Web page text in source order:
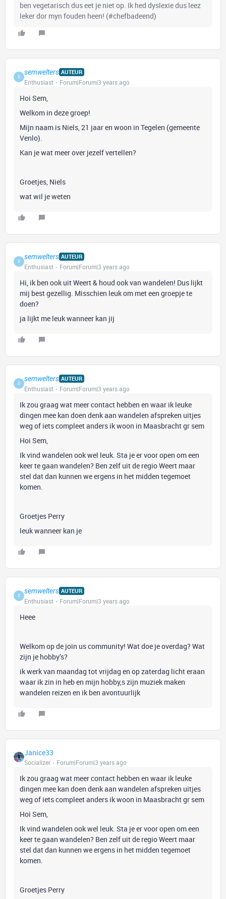
ben vegetarisch dus eet je niet op. Ik hed dyslexie dus leez
leker dor myn fouden heen! (#chefbadeend)
S
semwelters AUTEUR
Enthusiast Forum|Forum|3 years ago
Hoi Sem,
Welkom in deze groep!
Mijn naam is Niels, 21 jaar en woon in Tegelen (gemeente
Venlo).
Kan je wat meer over jezelf vertellen?
Groetjes, Niels
wat wil je weten
S
semwelters AUTEUR
Enthusiast Forum|Forum|3 years ago
Hi, ik ben ook uit Weert & houd ook van wandelen! Dus lijkt
mij best gezellig. Misschien leuk om met een groepje te
doen?
ja lijkt me leuk wanneer kan jij
S
semwelters AUTEUR
Enthusiast Forum|Forum|3 years ago
Ik zou graag wat meer contact hebben en waar ik leuke
dingen mee kan doen denk aan wandelen afspreken uitjes
weg of iets compleet anders ik woon in Maasbracht gr sem
Hoi Sem,
Ik vind wandelen ook wel leuk. Sta je er voor open om een
keer te gaan wandelen? Ben zelf uit de regio Weert maar
stel dat dan kunnen we ergens in het midden tegemoet
komen.
Groetjes Perry
leuk wanneer kan je
S
semwelters AUTEUR
Enthusiast Forum|Forum|3 years ago
Heee
Welkom op de join us community! Wat doe je overdag? Wat
zijn je hobby’s?
ik werk van maandag tot vrijdag en op zaterdag licht eraan
waar ik zin in heb en mijn hobby,s zijn muziek maken
wandelen reizen en ik ben avontuurlijk
Janice33
Socializer Forum|Forum|3 years ago
Ik zou graag wat meer contact hebben en waar ik leuke
dingen mee kan doen denk aan wandelen afspreken uitjes
weg of iets compleet anders ik woon in Maasbracht gr sem
Hoi Sem,
Ik vind wandelen ook wel leuk. Sta je er voor open om een
keer te gaan wandelen? Ben zelf uit de regio Weert maar
stel dat dan kunnen we ergens in het midden tegemoet
komen.
Groetjes Perry